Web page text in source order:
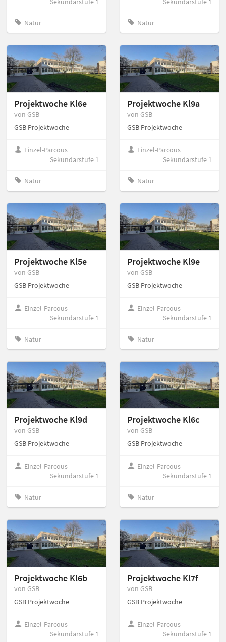
Natur Natur
Projektwoche Kl6e
von GSB
GSB Projektwoche
Einzel-Parcous
Sekundarstufe 1
Natur
Projektwoche Kl9a
von GSB
GSB Projektwoche
Einzel-Parcous
Sekundarstufe 1
Natur
Projektwoche Kl5e
von GSB
GSB Projektwoche
Einzel-Parcous
Sekundarstufe 1
Natur
Projektwoche Kl9e
von GSB
GSB Projektwoche
Einzel-Parcous
Sekundarstufe 1
Natur
Projektwoche Kl9d
von GSB
GSB Projektwoche
Einzel-Parcous
Sekundarstufe 1
Natur
Projektwoche Kl6c
von GSB
GSB Projektwoche
Einzel-Parcous
Sekundarstufe 1
Natur
Projektwoche Kl6b
von GSB
GSB Projektwoche
Einzel-Parcous
Sekundarstufe 1
Projektwoche Kl7f
von GSB
GSB Projektwoche
Einzel-Parcous
Sekundarstufe 1